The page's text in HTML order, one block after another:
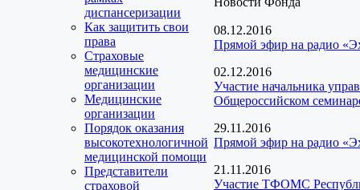
диспансеризации
Как защитить свои
права
Страховые
медицинские
организации
Медицинские
организации
Порядок оказания
высокотехнологичной
медицинской помощи
Представители
страховой
08.12.2016
Прямой эфир на радио
02.12.2016
Участие начальника
Общероссийском
29.11.2016
Прямой эфир на радио
21.11.2016
Участие ТФОМС